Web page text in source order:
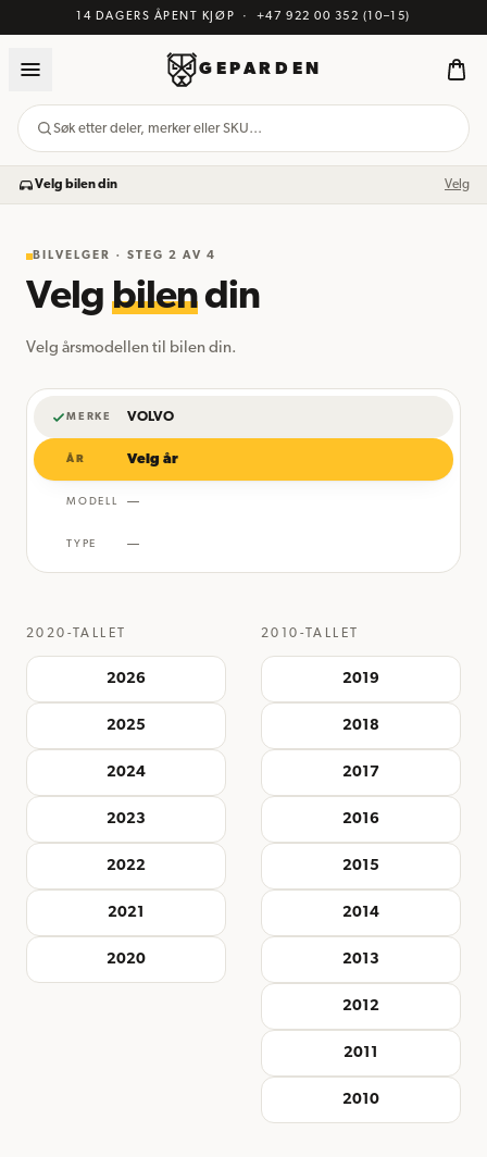
14 DAGERS ÅPENT KJØP · +47 922 00 352 (10–15)
GEPARDEN
Søk etter deler, merker eller SKU…
Velg bilen din Velg
BILVELGER · STEG 2 AV 4
Velg bilendin
Velg årsmodellen til bilen din.
MERKE VOLVO
ÅR Velg år
MODELL —
TYPE —
2020-TALLET
2026
2025
2024
2023
2022
2021
2020
2010-TALLET
2019
2018
2017
2016
2015
2014
2013
2012
2011
2010